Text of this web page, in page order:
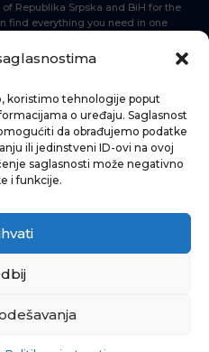
koristimo tehnologije poput
o uređaju. Saglasnost
da obrađujemo podatke
ili jedinstveni ID-ovi na ovoj
saglasnosti može negativno
i funkcije.
Republika Srpska and BiH for the
find everything you need in one